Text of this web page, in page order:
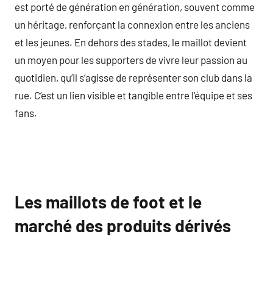
est porté de génération en génération, souvent comme
un héritage, renforçant la connexion entre les anciens
et les jeunes. En dehors des stades, le maillot devient
un moyen pour les supporters de vivre leur passion au
quotidien, qu’il s’agisse de représenter son club dans la
rue. C’est un lien visible et tangible entre l’équipe et ses
fans.
Les maillots de foot et le
marché des produits dérivés